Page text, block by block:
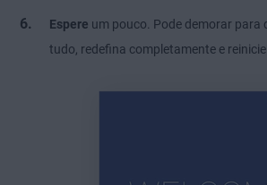
Espere um pouco. Pode demorar para
tudo, redefina completamente e reinicie.